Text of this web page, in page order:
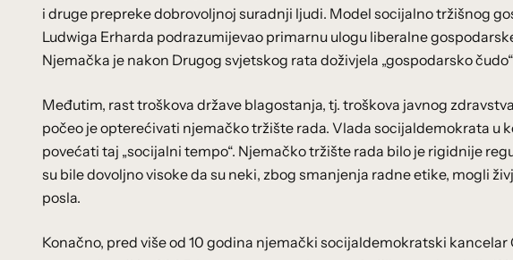
i druge prepreke dobrovoljnoj suradnji ljudi. Model socijalno tržišnog
Ludwiga Erharda podrazumijevao primarnu ulogu liberalne
Njemačka je nakon Drugog svjetskog rata doživjela „gospodarsko
Međutim, rast troškova države blagostanja, tj. troškova javnog
počeo je opterećivati njemačko tržište rada. Vlada socijaldemokrata u
povećati taj „socijalni tempo“. Njemačko tržište rada bilo je rigidnije
su bile dovoljno visoke da su neki, zbog smanjenja radne etike, mogli
posla.
Konačno, pred više od 10 godina njemački socijaldemokratski